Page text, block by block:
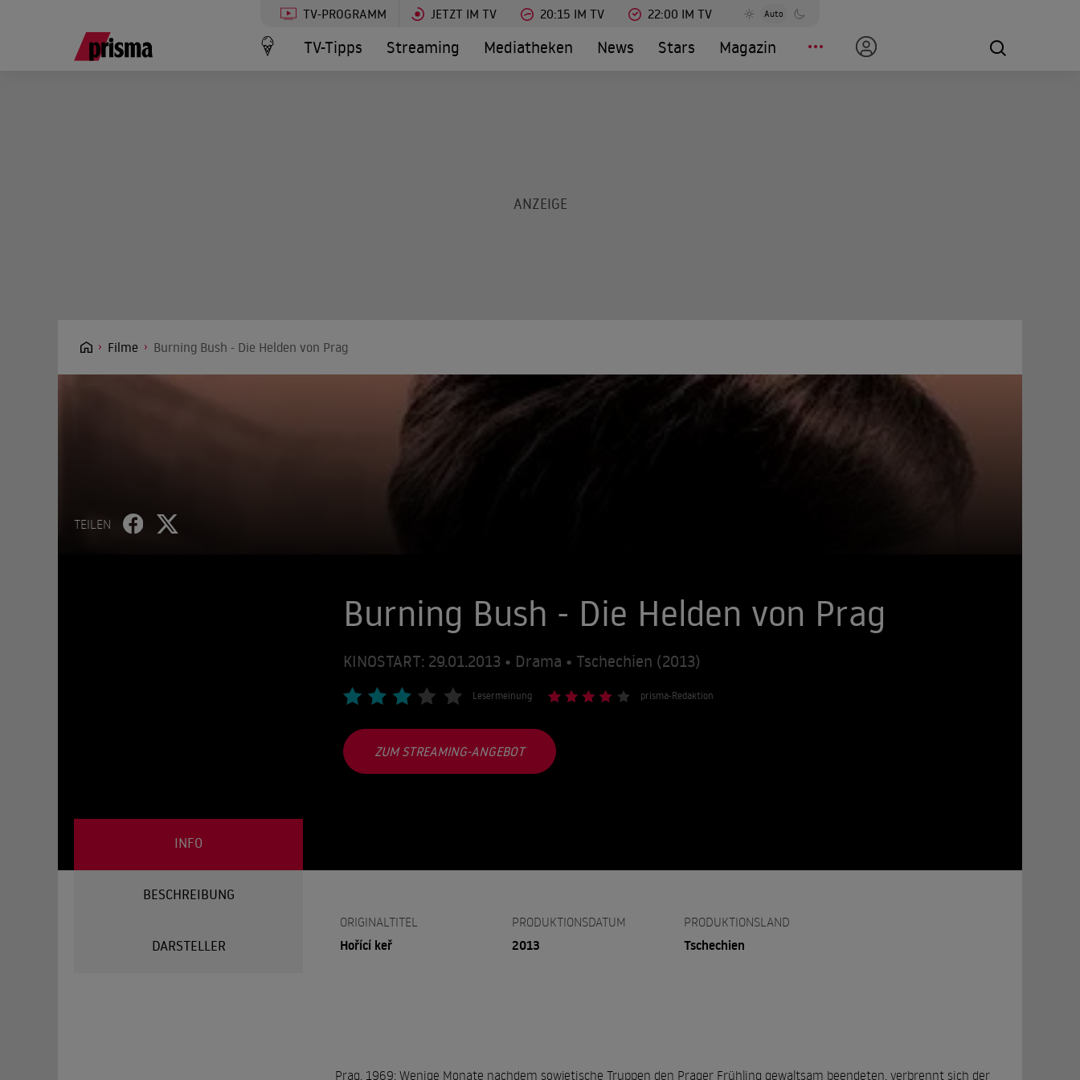
TV-PROGRAMM JETZT IM TV 20:15 IM TV 22:00 IM TV Auto
TV-Tipps Streaming Mediatheken News Stars Magazin
Filme Burning Bush - Die Helden von Prag
TEILEN
Burning Bush - Die Helden von Prag
KINOSTART: 29.01.2013 • Drama • Tschechien (2013)
Lesermeinung prisma-Redaktion
ZUM STREAMING-ANGEBOT
INFO
BESCHREIBUNG
DARSTELLER
ORIGINALTITEL
Hořící keř
PRODUKTIONSDATUM
2013
PRODUKTIONSLAND
Tschechien
Prag, 1969: Wenige Monate nachdem sowjetische Truppen den Prager Frühling gewaltsam beendeten, verbrennt sich der